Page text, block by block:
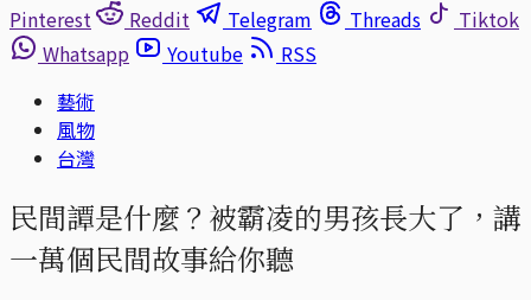
Pinterest
Reddit Telegram Threads
Tiktok
Whatsapp
Youtube
RSS
藝術
風物
台灣
民間譚是什麼？被霸凌的男孩長大了，講
一萬個民間故事給你聽